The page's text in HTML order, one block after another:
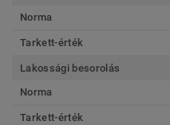
Norma
Tarkett-érték
Lakossági besorolás
Norma
Tarkett-érték